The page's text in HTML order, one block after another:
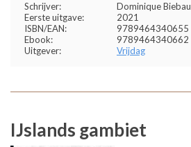
Schrijver:
Dominique Biebau
Eerste uitgave:
2021
ISBN/EAN:
9789464340655
Ebook:
9789464340662
Uitgever:
Vrijdag
IJslands gambiet